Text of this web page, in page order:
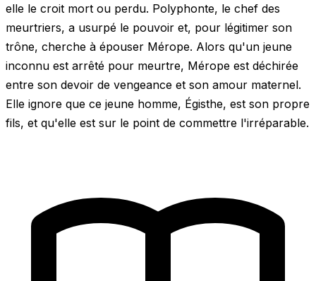
elle le croit mort ou perdu. Polyphonte, le chef des
meurtriers, a usurpé le pouvoir et, pour légitimer son
trône, cherche à épouser Mérope. Alors qu'un jeune
inconnu est arrêté pour meurtre, Mérope est déchirée
entre son devoir de vengeance et son amour maternel.
Elle ignore que ce jeune homme, Égisthe, est son propre
fils, et qu'elle est sur le point de commettre l'irréparable.